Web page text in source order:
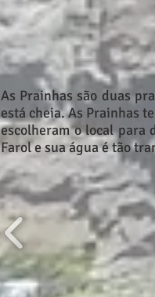
As Prainhas são duas
está cheia. As Prainhas
escolheram o local para
Farol e sua água é tão